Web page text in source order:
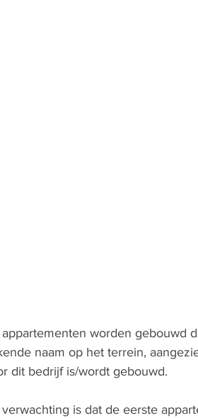
worden gebouwd
naam op het terrein,
dit bedrijf is/wordt gebouwd.
verwachting is dat de eerste